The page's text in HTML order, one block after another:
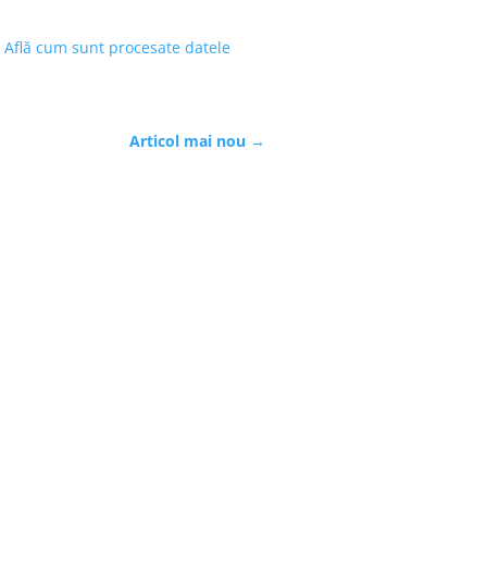
Află cum sunt procesate datele
Articol mai nou →